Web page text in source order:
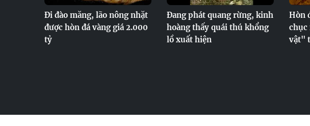
Đi đào măng, lão nông nhặt
được hòn đá vàng giá 2.000
tỷ
Đang phát quang rừng, kinh
hoàng thấy quái thú khổng
lồ xuất hiện
Hòn
chục
vật"